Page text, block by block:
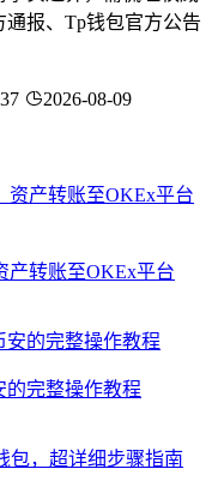
报、Tp钱包官方公告
2026-08-09
产转账至OKEx平台
的完整操作教程